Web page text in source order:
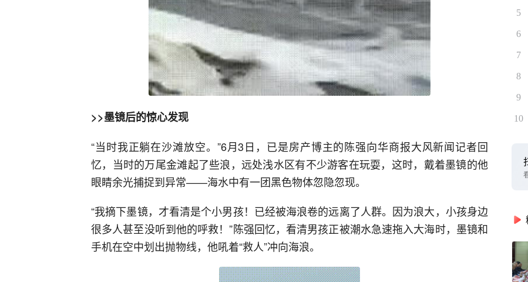
>>墨镜后的惊心发现
“当时我正躺在沙滩放空。”6月3日，已是房产博主的陈强向华商报大风新闻记者回
忆，当时的万尾金滩起了些浪，远处浅水区有不少游客在玩耍，这时，戴着墨镜的他
眼睛余光捕捉到异常——海水中有一团黑色物体忽隐忽现。
“我摘下墨镜，才看清是个小男孩！已经被海浪卷的远离了人群。因为浪大，小孩身边
很多人甚至没听到他的呼救！”陈强回忆，看清男孩正被潮水急速拖入大海时，墨镜和
手机在空中划出抛物线，他吼着“救人”冲向海浪。
5
6
7
8
9
10